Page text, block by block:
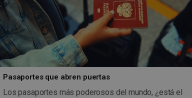
Pasaportes que abren puertas
Los pasaportes más poderosos del mundo, ¿está el